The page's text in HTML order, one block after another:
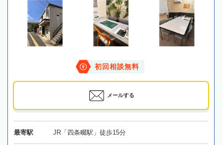
初回相談無料
メールする
最寄駅 JR「四条畷駅」徒歩15分